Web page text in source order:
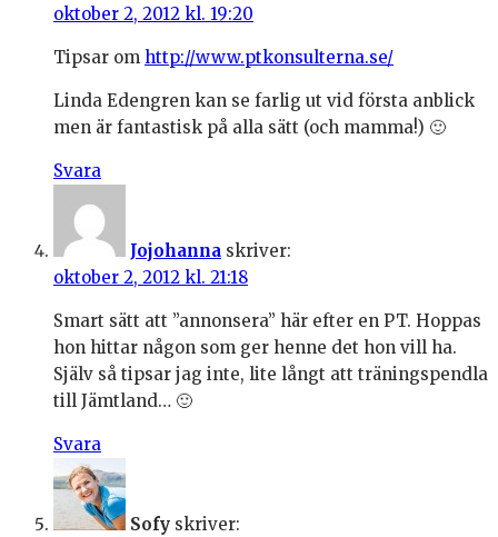
oktober 2, 2012 kl. 19:20
Tipsar om http://www.ptkonsulterna.se/
Linda Edengren kan se farlig ut vid första anblick
men är fantastisk på alla sätt (och mamma!) 🙂
Svara
Jojohanna skriver:
oktober 2, 2012 kl. 21:18
Smart sätt att ”annonsera” här efter en PT. Hoppas
hon hittar någon som ger henne det hon vill ha.
Själv så tipsar jag inte, lite långt att träningspendla
till Jämtland… 🙂
Svara
Sofy skriver: